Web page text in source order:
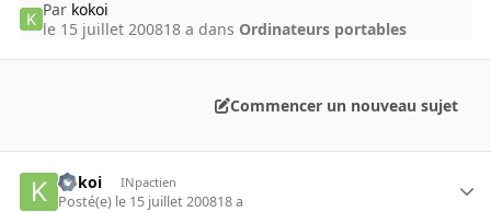
Par kokoi
le 15 juillet 200818 a dans Ordinateurs portables
Commencer un nouveau sujet
kokoi INpactien
Posté(e) le 15 juillet 200818 a